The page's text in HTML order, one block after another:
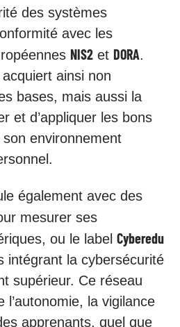
des systèmes
avec les
NIS2 et DORA.
ainsi non
bases, mais aussi la
et d’appliquer les bons
environnement
également avec des
mesurer ses
ou le label Cyberedu
intégrant la cybersécurité
supérieur. Ce réseau
l’autonomie, la vigilance
apprenants, quel que